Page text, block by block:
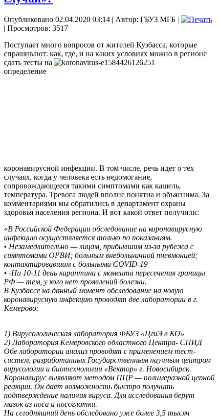
Опубликовано 02.04.2020 03:14 | Автор: ГБУЗ МГБ |
| Просмотров: 3517
Поступает много вопросов от жителей Кузбасса, которые
спрашивают: как, где, и на каких условиях можно в регионе
сдать тесты на
определение
коронавирусной инфекции. В том числе, речь идет о тех
случаях, когда у человека есть недомогание,
сопровождающееся такими симптомами как кашель,
температура. Тревога людей вполне понятна и объяснима. За
комментариями мы обратились в департамент охраны
здоровья населения региона. И вот какой ответ получили:
«В Российской Федерации обследование на коронавирусную
инфекцию осуществляется только по показаниям.
• Незамедлительно — лицам, прибывшим из-за рубежа с
симптомами ОРВИ; больным внебольничной пневмонией;
контактировавшим с больными COVID-19
• -На 10-11 день карантина с момента пересечения границы
РФ — тем, у кого нет проявлений болезни.
В Кузбассе на данный момент обследование на новую
коронавирусную инфекцию проводят две лаборатории в г.
Кемерово:
1) Вирусологическая лаборатория ФБУЗ «ЦгиЭ в КО»
2) Лаборатория Кемеровского областного Центра- СПИД
Обе лаборатории анализ проводят с применением тест-
систем, разработанных Государственным научным центром
вирусологии и биотехнологии «Вектор» г. Новосибирск.
Коронавирус выявляют методом ПЦР — полимеразной цепной
реакции. Он дает возможность быстро получить
подтверждение наличия вируса. Для исследования берут
мазок из носа и носоглотки.
На сегодняшний день обследовано уже более 3,5 тысяч